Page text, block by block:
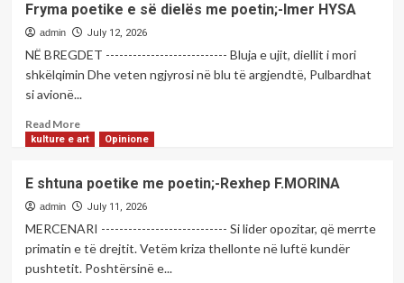
VIJNË
”
KRIMINELËT
ALBULENËS
Fryma poetike e së dielës me poetin;-Imer HYSA
admin July 12, 2026
NË BREGDET --------------------------- Bluja e ujit, diellit i mori
shkëlqimin Dhe veten ngjyrosi në blu të argjendtë, Pulbardhat
si avionë...
Read MoreRead
more
poetike
e
së
dielës
poetin;-
kulture e art Opinione
E shtuna poetike me poetin;-Rexhep F.MORINA
admin July 11, 2026
MERCENARI ---------------------------- Si lider opozitar, që merrte
primatin e të drejtit. Vetëm kriza thellonte në luftë kundër
pushtetit. Poshtërsinë e...